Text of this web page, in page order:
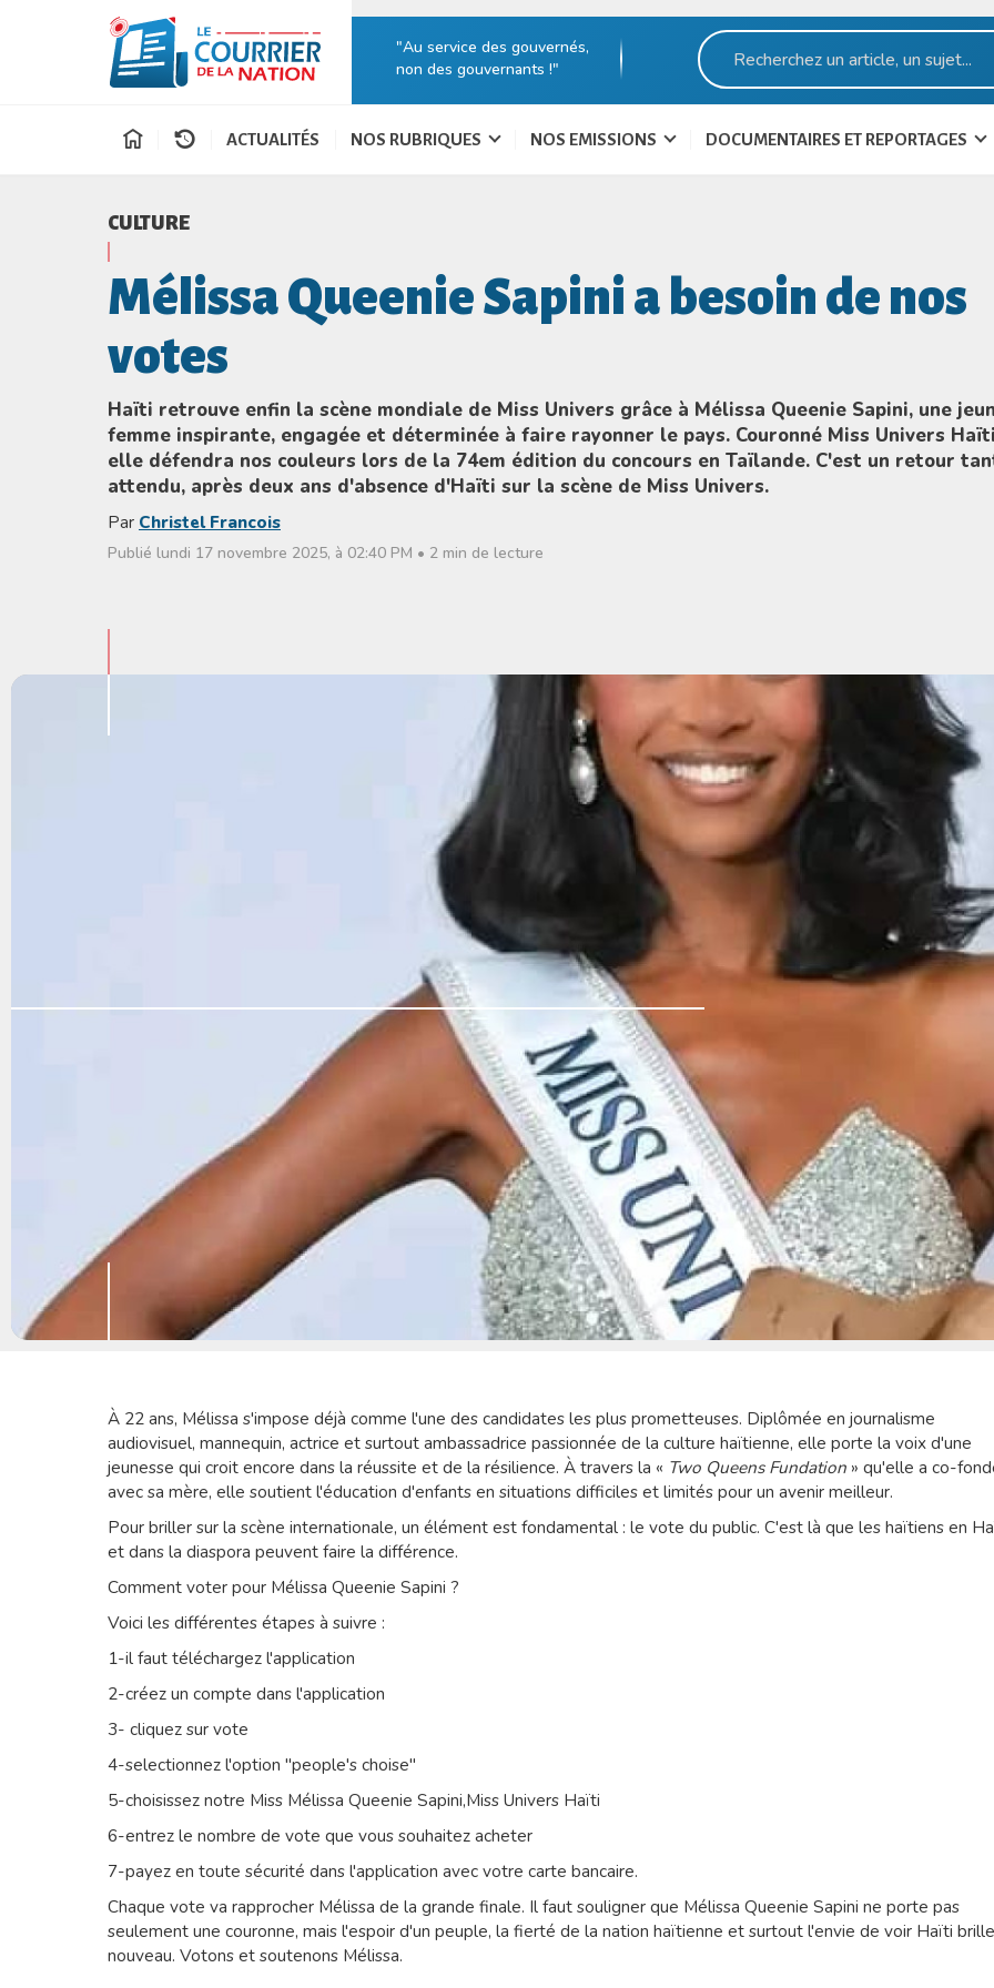
"Au service des gouvernés,
non des gouvernants !"
ACTUALITÉS NOS RUBRIQUES NOS EMISSIONS DOCUMENTAIRES ET REPORTAGES
CULTURE
Mélissa Queenie Sapini a besoin de nos
votes
Haïti retrouve enfin la scène mondiale de Miss Univers grâce à Mélissa Queenie Sapini, une
femme inspirante, engagée et déterminée à faire rayonner le pays. Couronné Miss Univers
elle défendra nos couleurs lors de la 74em édition du concours en Taïlande. C'est un retour
attendu, après deux ans d'absence d'Haïti sur la scène de Miss Univers.
Par Christel Francois
Publié lundi 17 novembre 2025, à 02:40 PM • 2 min de lecture
À 22 ans, Mélissa s'impose déjà comme l'une des candidates les plus prometteuses. Diplômée en journalisme
audiovisuel, mannequin, actrice et surtout ambassadrice passionnée de la culture haïtienne, elle porte la voix d'une
jeunesse qui croit encore dans la réussite et de la résilience. À travers la « Two Queens Fundation » qu'elle a co-
avec sa mère, elle soutient l'éducation d'enfants en situations difficiles et limités pour un avenir meilleur.
Pour briller sur la scène internationale, un élément est fondamental : le vote du public. C'est là que les haïtiens en
et dans la diaspora peuvent faire la différence.
Comment voter pour Mélissa Queenie Sapini ?
Voici les différentes étapes à suivre :
1-il faut téléchargez l'application
2-créez un compte dans l'application
3- cliquez sur vote
4-selectionnez l'option "people's choise"
5-choisissez notre Miss Mélissa Queenie Sapini,Miss Univers Haïti
6-entrez le nombre de vote que vous souhaitez acheter
7-payez en toute sécurité dans l'application avec votre carte bancaire.
Chaque vote va rapprocher Mélissa de la grande finale. Il faut souligner que Mélissa Queenie Sapini ne porte pas
seulement une couronne, mais l'espoir d'un peuple, la fierté de la nation haïtienne et surtout l'envie de voir Haïti
nouveau. Votons et soutenons Mélissa.